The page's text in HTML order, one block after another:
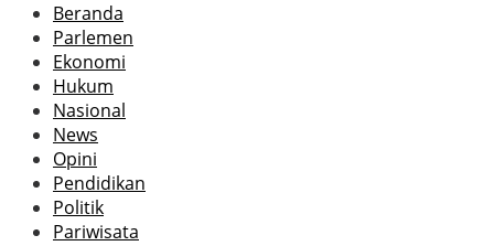
Beranda
Parlemen
Ekonomi
Hukum
Nasional
News
Opini
Pendidikan
Politik
Pariwisata